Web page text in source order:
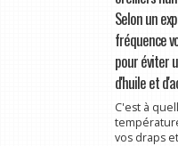
Selon un
fréquence
pour éviter
d'huile et
C'est à
vos draps